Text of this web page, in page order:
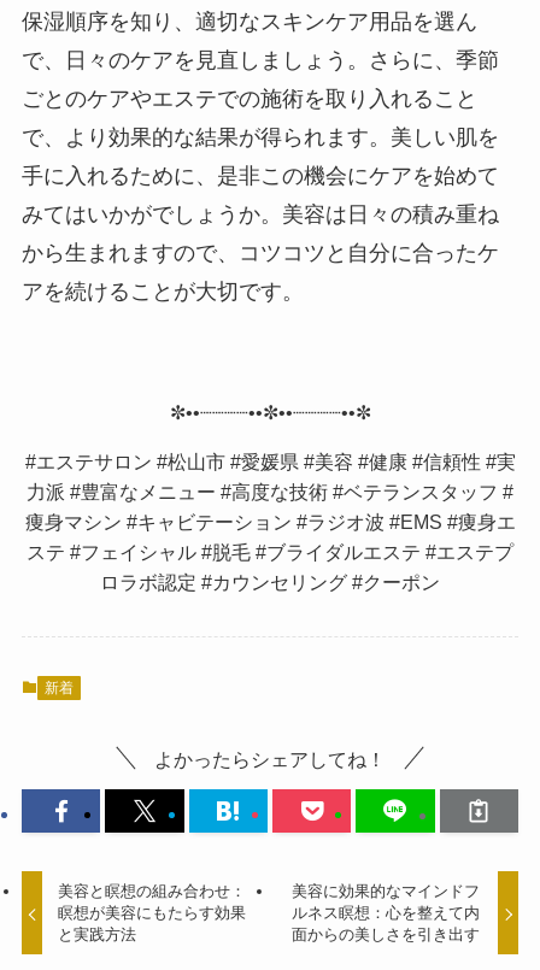
保湿順序を知り、適切なスキンケア用品を選ん
で、日々のケアを見直しましょう。さらに、季節
ごとのケアやエステでの施術を取り入れること
で、より効果的な結果が得られます。美しい肌を
手に入れるために、是非この機会にケアを始めて
みてはいかがでしょうか。美容は日々の積み重ね
から生まれますので、コツコツと自分に合ったケ
アを続けることが大切です。
✼••┈┈┈┈••✼••┈┈┈┈••✼
#エステサロン #松山市 #愛媛県 #美容 #健康 #信頼性 #実
力派 #豊富なメニュー #高度な技術 #ベテランスタッフ #
痩身マシン #キャビテーション #ラジオ波 #EMS #痩身エ
ステ #フェイシャル #脱毛 #ブライダルエステ #エステプ
ロラボ認定 #カウンセリング #クーポン
新着
よかったらシェアしてね！
美容と瞑想の組み合わせ：
瞑想が美容にもたらす効果
と実践方法
美容に効果的なマインドフ
ルネス瞑想：心を整えて内
面からの美しさを引き出す